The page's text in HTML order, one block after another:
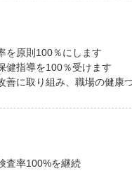
を原則100％にします
健指導を100％受けます
善に取り組み、職場の健康
査率100%を継続